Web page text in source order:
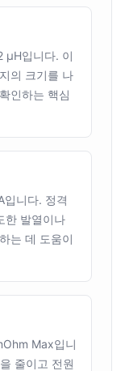
µH입니다. 이
의 크기를 나
인하는 핵심
니다. 정격
한 발열이나
는 데 도움이
Max입니
줄이고 전원